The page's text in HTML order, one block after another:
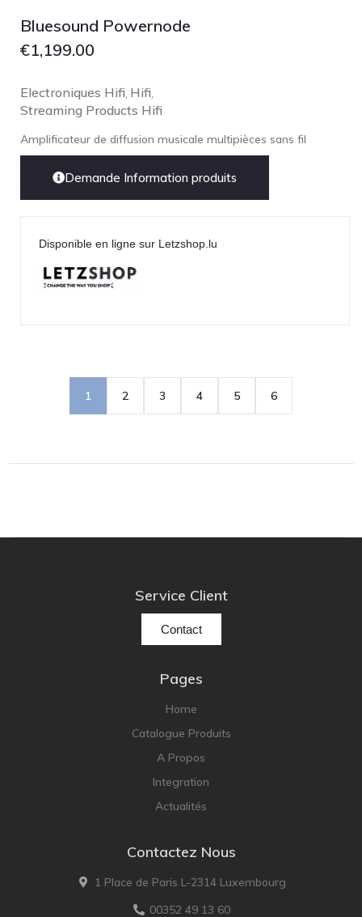
Bluesound Powernode
€1,199.00
Electroniques Hifi Hifi
Streaming Products Hifi
Amplificateur de diffusion musicale multipièces sans fil
Demande Information produits
Disponible en ligne sur Letzshop.lu
1 2 3 4 5 6
Service Client
Contact
Pages
Home
Catalogue Produits
A Propos
Integration
Actualités
Contactez Nous
1 Place de Paris L-2314 Luxembourg
00352 49 13 60